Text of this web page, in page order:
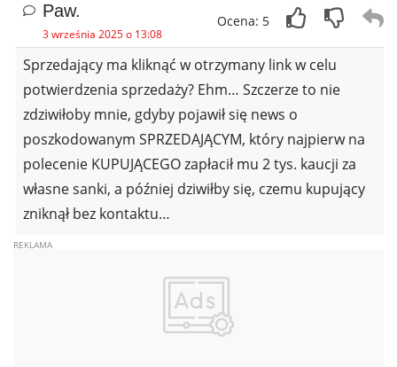
Paw.
3 września 2025 o 13:08
Ocena: 5
Sprzedający ma kliknąć w otrzymany link w celu
potwierdzenia sprzedaży? Ehm… Szczerze to nie
zdziwiłoby mnie, gdyby pojawił się news o
poszkodowanym SPRZEDAJĄCYM, który najpierw na
polecenie KUPUJĄCEGO zapłacił mu 2 tys. kaucji za
własne sanki, a później dziwiłby się, czemu kupujący
zniknął bez kontaktu…